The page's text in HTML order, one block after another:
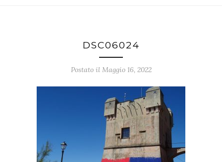
DSC06024
Postato il Maggio 16, 2022